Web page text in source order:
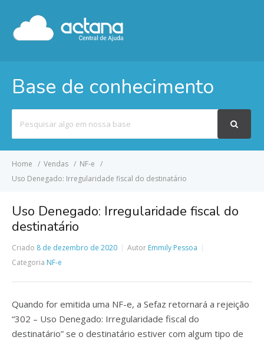
Base de conhecimento
por
Home Vendas
NF-e
Uso Denegado: Irregularidade fiscal do destinatário
Uso Denegado: Irregularidade fiscal do
destinatário
Criado 8 de dezembro de 2020 Autor Emmily Pessoa
Categoria NF-e
Quando for emitida uma NF-e, a Sefaz retornará a rejeição
“302 – Uso Denegado: Irregularidade fiscal do
destinatário” se o destinatário estiver com algum tipo de